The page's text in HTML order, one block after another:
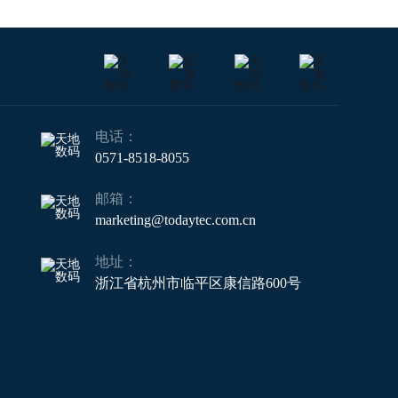
电话：
0571-8518-8055
邮箱：
marketing@todaytec.com.cn
地址：
浙江省杭州市临平区康信路600号